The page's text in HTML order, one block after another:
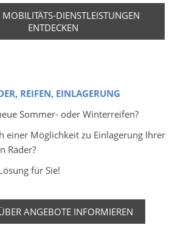
MOBILITÄTS-DIENSTLEISTUNGEN
ENTDECKEN
REIFEN, EINLAGERUNG
Sommer- oder Winterreifen?
einer Möglichkeit zu Einlagerung Ihrer
Räder?
für Sie!
ANGEBOTE INFORMIEREN